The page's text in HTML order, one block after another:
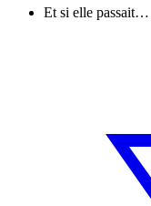
Et si elle passait…